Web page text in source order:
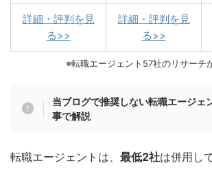
詳細・評判を見
る>>
詳細・評判を見
る>>
※転職エージェント57社のリサーチ
当ブログで推奨しない転職エージェ
事で解説
転職エージェントは、 最低2社は併用し